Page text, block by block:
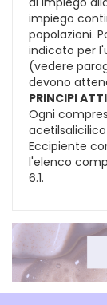
impiego
popolazioni.
indicato per
(vedere
devono
PRINCIPI
Ogni
Eccipiente
l'elenco
6.1.